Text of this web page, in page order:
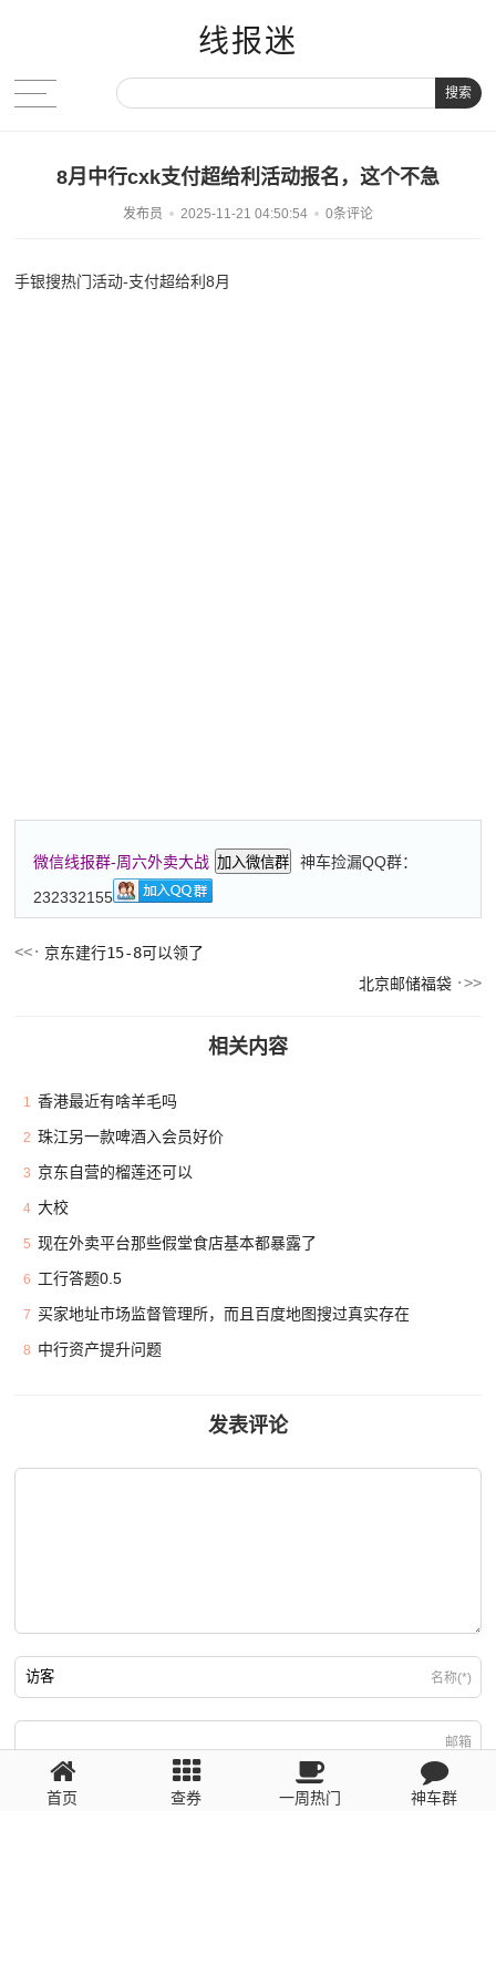
线报迷
搜索
8月中行cxk支付超给利活动报名，这个不急
发布员 2025-11-21 04:50:54 0条评论
手银搜热门活动-支付超给利8月
微信线报群-周六外卖大战 加入微信群
神车捡漏QQ群：
232332155
京东建行15-8可以领了
北京邮储福袋
相关内容
1 香港最近有啥羊毛吗
2 珠江另一款啤酒入会员好价
3 京东自营的榴莲还可以
4 大校
5 现在外卖平台那些假堂食店基本都暴露了
6 工行答题0.5
7 买家地址市场监督管理所，而且百度地图搜过真实存在
8 中行资产提升问题
发表评论
名称(*)
邮箱
回复需填写必要信息
首页 查券 一周热门 神车群